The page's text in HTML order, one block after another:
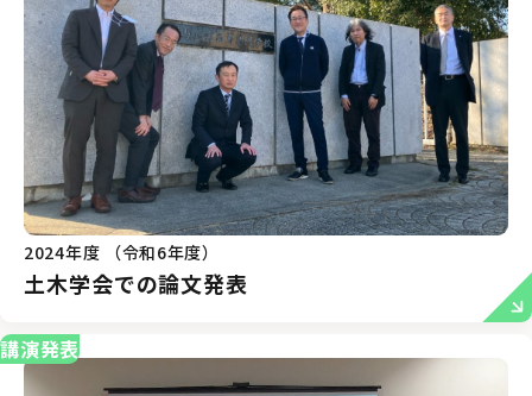
2024年度 （令和6年度）
土木学会での論文発表
講演発表